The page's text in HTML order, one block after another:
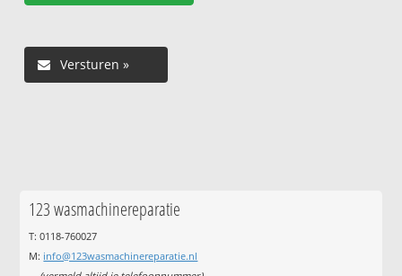
123 wasmachinereparatie
T: 0118-760027
M: info@123wasmachinereparatie.nl